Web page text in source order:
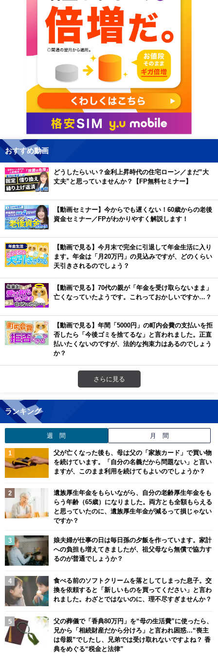
おすすめ動画
どうしたらいい？金利上昇時代の住宅ローン／まだ”大
丈夫”と思っていませんか？【FP無料セミナー】
【動画セミナー】今からでも遅くない！60歳からの老後
資金セミナー／FPがわかりやすく解説します！
【動画で見る】今月末で完全に引退して年金生活に入り
ます。年金は「月20万円」の見込みですが、どのくらい
天引きされるのでしょう？
【動画で見る】70代の親が「年金を受け取らないまま」
亡くなっていたようです。これっておかしいですか…？
【動画で見る】年間「5000円」の町内会費の支払いを拒
否したら「今後ゴミを捨てるな」と言われました。正直
払いたくないのですが、法的な拘束力はあるのでしょう
か？
さらに見る
ランキング
週 間 月 間
父が亡くなった後も、母は父の「家族カード」で買い物
を続けています。「自分の名義だから問題ない」と言い
ますが、このまま利用を続けてもよいのでしょうか？
遺族厚生年金をもらいながら、自分の老齢厚生年金をも
らう年齢（65歳）になりました。両方とも全額もらえる
と思っていたのに、遺族厚生年金が減るって損じゃない
ですか？
娘夫婦が仕事の日は毎日孫の夕飯を作っています。家計
への負担も増えてきましたが、祖父母なら無償で協力す
るのが普通でしょうか？
食べる前のソフトクリームを落としてしまった息子。交
換を依頼すると「新しいものを買ってください」と言わ
れました。わざとではないのに、理不尽すぎませんか？
父の葬儀で「香典80万円」を“母の生活費”に使ったら、
兄から「相続財産だから分けろ」と言われ困惑…“喪主
は母親”でしたし、兄弟では受け取れないですよね？ 香
典をめぐる“税金と法律”